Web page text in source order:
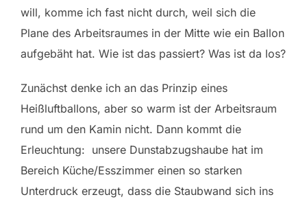
will, komme ich fast nicht durch, weil sich die
Plane des Arbeitsraumes in der Mitte wie ein Ballon
aufgebäht hat. Wie ist das passiert? Was ist da los?
Zunächst denke ich an das Prinzip eines
Heißluftballons, aber so warm ist der Arbeitsraum
rund um den Kamin nicht. Dann kommt die
Erleuchtung: unsere Dunstabzugshaube hat im
Bereich Küche/Esszimmer einen so starken
Unterdruck erzeugt, dass die Staubwand sich ins